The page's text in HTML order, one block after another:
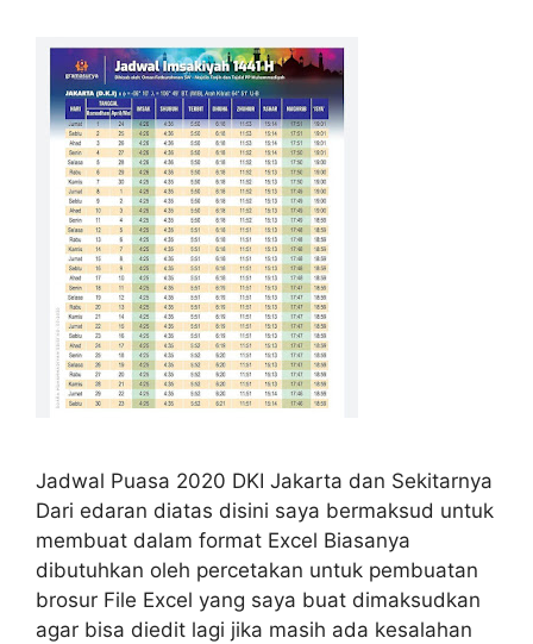
Jadwal Puasa 2020 DKI Jakarta dan Sekitarnya
Dari edaran diatas disini saya bermaksud untuk
membuat dalam format Excel Biasanya
dibutuhkan oleh percetakan untuk pembuatan
brosur File Excel yang saya buat dimaksudkan
agar bisa diedit lagi jika masih ada kesalahan